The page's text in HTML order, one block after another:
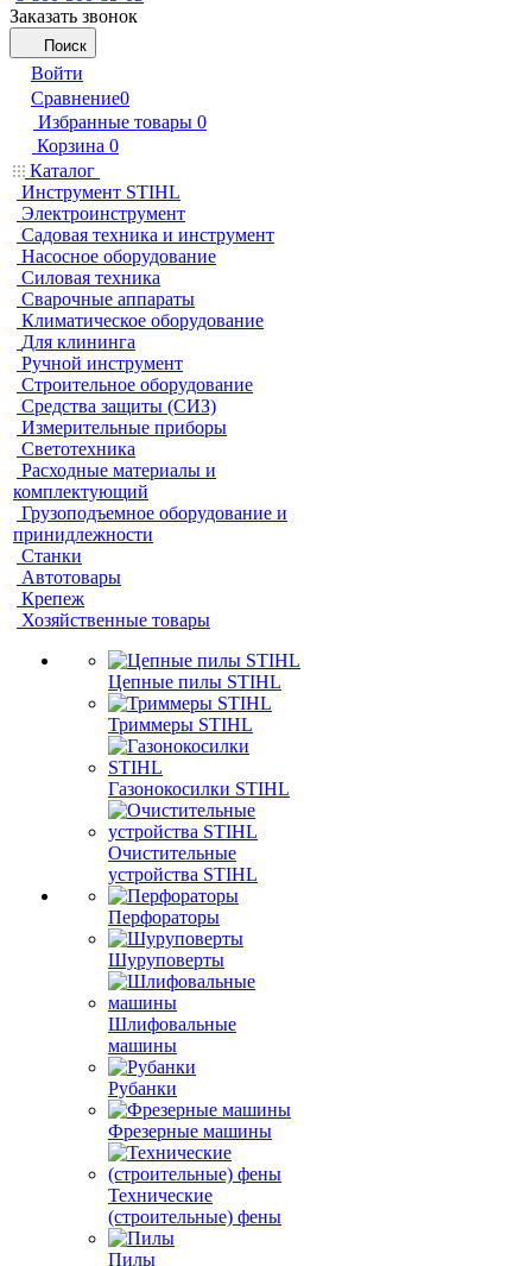
Заказать звонок
Поиск
Войти
Сравнение0
Избранные товары 0
Корзина 0
Каталог
Инструмент STIHL
Электроинструмент
Садовая техника и инструмент
Насосное оборудование
Силовая техника
Сварочные аппараты
Климатическое оборудование
Для клининга
Ручной инструмент
Строительное оборудование
Средства защиты (СИЗ)
Измерительные приборы
Светотехника
Расходные материалы и
комплектующий
Грузоподъемное оборудование и
принидлежности
Станки
Автотовары
Крепеж
Хозяйственные товары
Цепные пилы STIHL
Триммеры STIHL
Газонокосилки STIHL
Очистительные
устройства STIHL
Перфораторы
Шуруповерты
Шлифовальные
машины
Рубанки
Фрезерные машины
Технические
(строительные) фены
Пилы